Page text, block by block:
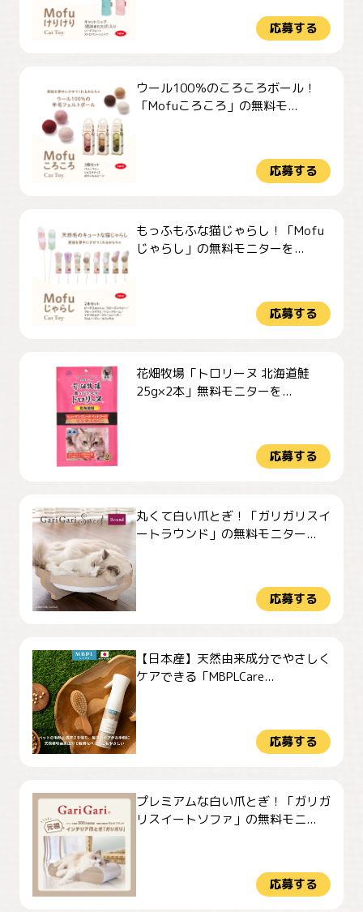
応募する
ウール100％のころころボール！
「Mofuころころ」の無料モ...
応募する
もっふもふな猫じゃらし！「Mofu
じゃらし」の無料モニターを...
応募する
花畑牧場「トロリーヌ 北海道鮭
25g×2本」無料モニターを...
応募する
丸くて白い爪とぎ！「ガリガリスイ
ートラウンド」の無料モニター...
応募する
【日本産】天然由来成分でやさしく
ケアできる「MBPLCare...
応募する
プレミアムな白い爪とぎ！「ガリガ
リスイートソファ」の無料モニ...
応募する